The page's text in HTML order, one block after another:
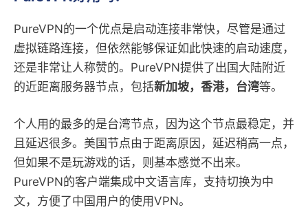
PureVPN的一个优点是启动连接非常快，尽管是通过
虚拟链路连接，但依然能够保证如此快速的启动速度，
还是非常让人称赞的。PureVPN提供了出国大陆附近
的近距离服务器节点，包括新加坡，香港，台湾等。
个人用的最多的是台湾节点，因为这个节点最稳定，并
且延迟很多。美国节点由于距离原因，延迟稍高一点，
但如果不是玩游戏的话，则基本感觉不出来。
PureVPN的客户端集成中文语言库，支持切换为中
文，方便了中国用户的使用VPN。